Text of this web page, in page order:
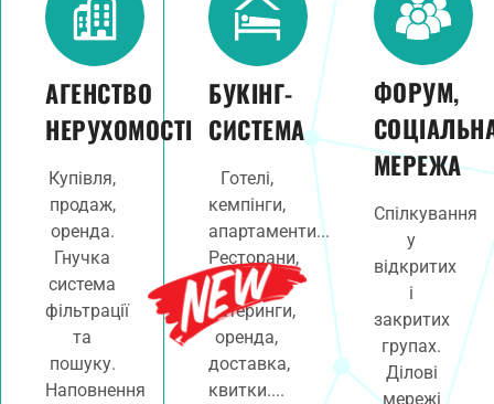
АГЕНСТВО
НЕРУХОМОСТІ
Купівля,
продаж,
оренда.
Гнучка
система
фільтрації
та
пошуку.
Наповнення
БУКІНГ-
СИСТЕМА
Готелі,
кемпінги,
апартаменти...
Ресторани,
клуби,
катеринги,
оренда,
доставка,
квитки....
ФОРУМ,
МЕРЕЖА
Спілкування
у
відкритих
і
закритих
групах.
Ділові